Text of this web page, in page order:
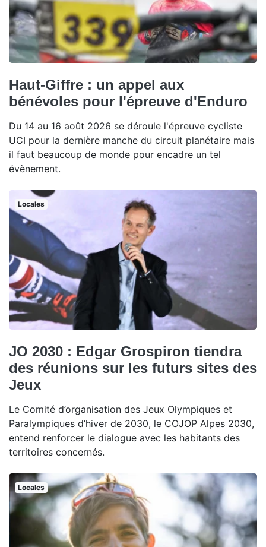
Haut-Giffre : un appel aux
bénévoles pour l'épreuve d'Enduro
Du 14 au 16 août 2026 se déroule l'épreuve cycliste
UCI pour la dernière manche du circuit planétaire mais
il faut beaucoup de monde pour encadre un tel
évènement.
Locales
JO 2030 : Edgar Grospiron tiendra
des réunions sur les futurs sites des
Jeux
Le Comité d’organisation des Jeux Olympiques et
Paralympiques d’hiver de 2030, le COJOP Alpes 2030,
entend renforcer le dialogue avec les habitants des
territoires concernés.
Locales